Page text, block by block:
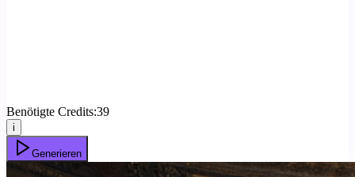
Benötigte Credits:39
i
Generieren